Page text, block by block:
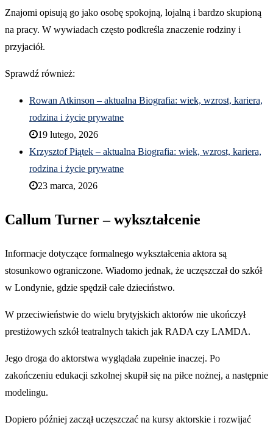
Znajomi opisują go jako osobę spokojną, lojalną i bardzo skupioną
na pracy. W wywiadach często podkreśla znaczenie rodziny i
przyjaciół.
Sprawdź również:
Rowan Atkinson – aktualna Biografia: wiek, wzrost, kariera,
rodzina i życie prywatne
19 lutego, 2026
Krzysztof Piątek – aktualna Biografia: wiek, wzrost, kariera,
rodzina i życie prywatne
23 marca, 2026
Callum Turner – wykształcenie
Informacje dotyczące formalnego wykształcenia aktora są
stosunkowo ograniczone. Wiadomo jednak, że uczęszczał do szkół
w Londynie, gdzie spędził całe dzieciństwo.
W przeciwieństwie do wielu brytyjskich aktorów nie ukończył
prestiżowych szkół teatralnych takich jak RADA czy LAMDA.
Jego droga do aktorstwa wyglądała zupełnie inaczej. Po
zakończeniu edukacji szkolnej skupił się na piłce nożnej, a następnie
modelingu.
Dopiero później zaczął uczęszczać na kursy aktorskie i rozwijać